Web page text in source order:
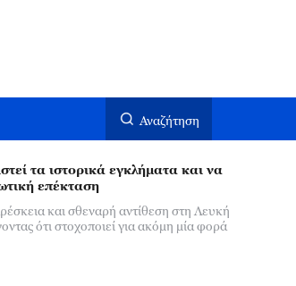
Αναζήτηση
τα ιστορικά εγκλήματα και να
επέκταση
και σθεναρή αντίθεση στη Λευκή
ότι στοχοποιεί για ακόμη μία φορά